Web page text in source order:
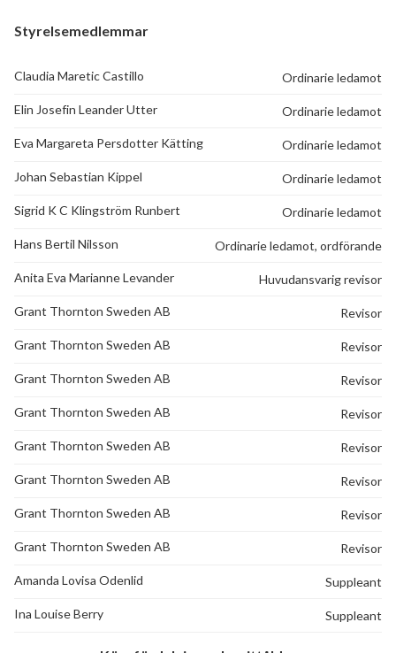
42
Styrelsemedlemmar
Claudia Maretic Castillo Ordinarie ledamot
Elin Josefin Leander Utter Ordinarie ledamot
Eva Margareta Persdotter Kätting Ordinarie ledamot
Johan Sebastian Kippel Ordinarie ledamot
Sigrid K C Klingström Runbert Ordinarie ledamot
Hans Bertil Nilsson Ordinarie ledamot, ordförande
Anita Eva Marianne Levander Huvudansvarig revisor
Grant Thornton Sweden AB Revisor
Grant Thornton Sweden AB Revisor
Grant Thornton Sweden AB Revisor
Grant Thornton Sweden AB Revisor
Grant Thornton Sweden AB Revisor
Grant Thornton Sweden AB Revisor
Grant Thornton Sweden AB Revisor
Grant Thornton Sweden AB Revisor
Amanda Lovisa Odenlid Suppleant
Ina Louise Berry Suppleant